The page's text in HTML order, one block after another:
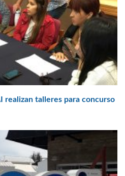
realizan talleres para concurso